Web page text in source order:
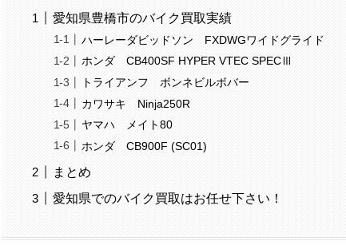
愛知県豊橋市のバイク買取実績
ハーレーダビッドソン FXDWGワイドグライド
ホンダ CB400SF HYPER VTEC SPECⅢ
トライアンフ ボンネビルボバー
カワサキ Ninja250R
ヤマハ メイト80
ホンダ CB900F (SC01)
まとめ
愛知県でのバイク買取はお任せ下さい！